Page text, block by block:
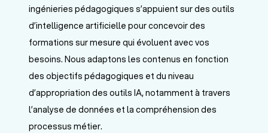
ingénieries pédagogiques s’appuient sur des outils
d’intelligence artificielle pour concevoir des
formations sur mesure qui évoluent avec vos
besoins. Nous adaptons les contenus en fonction
des objectifs pédagogiques et du niveau
d’appropriation des outils IA, notamment à travers
l’analyse de données et la compréhension des
processus métier.